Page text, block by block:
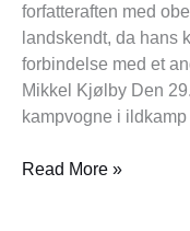
forfatteraften med
landskendt, da hans
forbindelse med et
Mikkel Kjølby Den
kampvogne i
Read More »